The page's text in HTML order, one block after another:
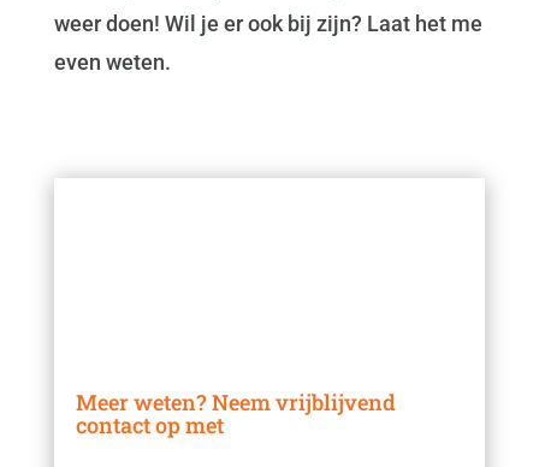
weer doen! Wil je er ook bij zijn? Laat het me
even weten.
Meer weten? Neem vrijblijvend
contact op met